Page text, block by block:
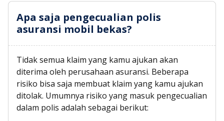
Apa saja pengecualian polis
asuransi mobil bekas?
Tidak semua klaim yang kamu ajukan akan
diterima oleh perusahaan asuransi. Beberapa
risiko bisa saja membuat klaim yang kamu ajukan
ditolak. Umumnya risiko yang masuk pengecualian
dalam polis adalah sebagai berikut: